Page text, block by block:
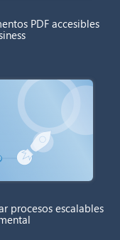
PDF accesibles
procesos escalables